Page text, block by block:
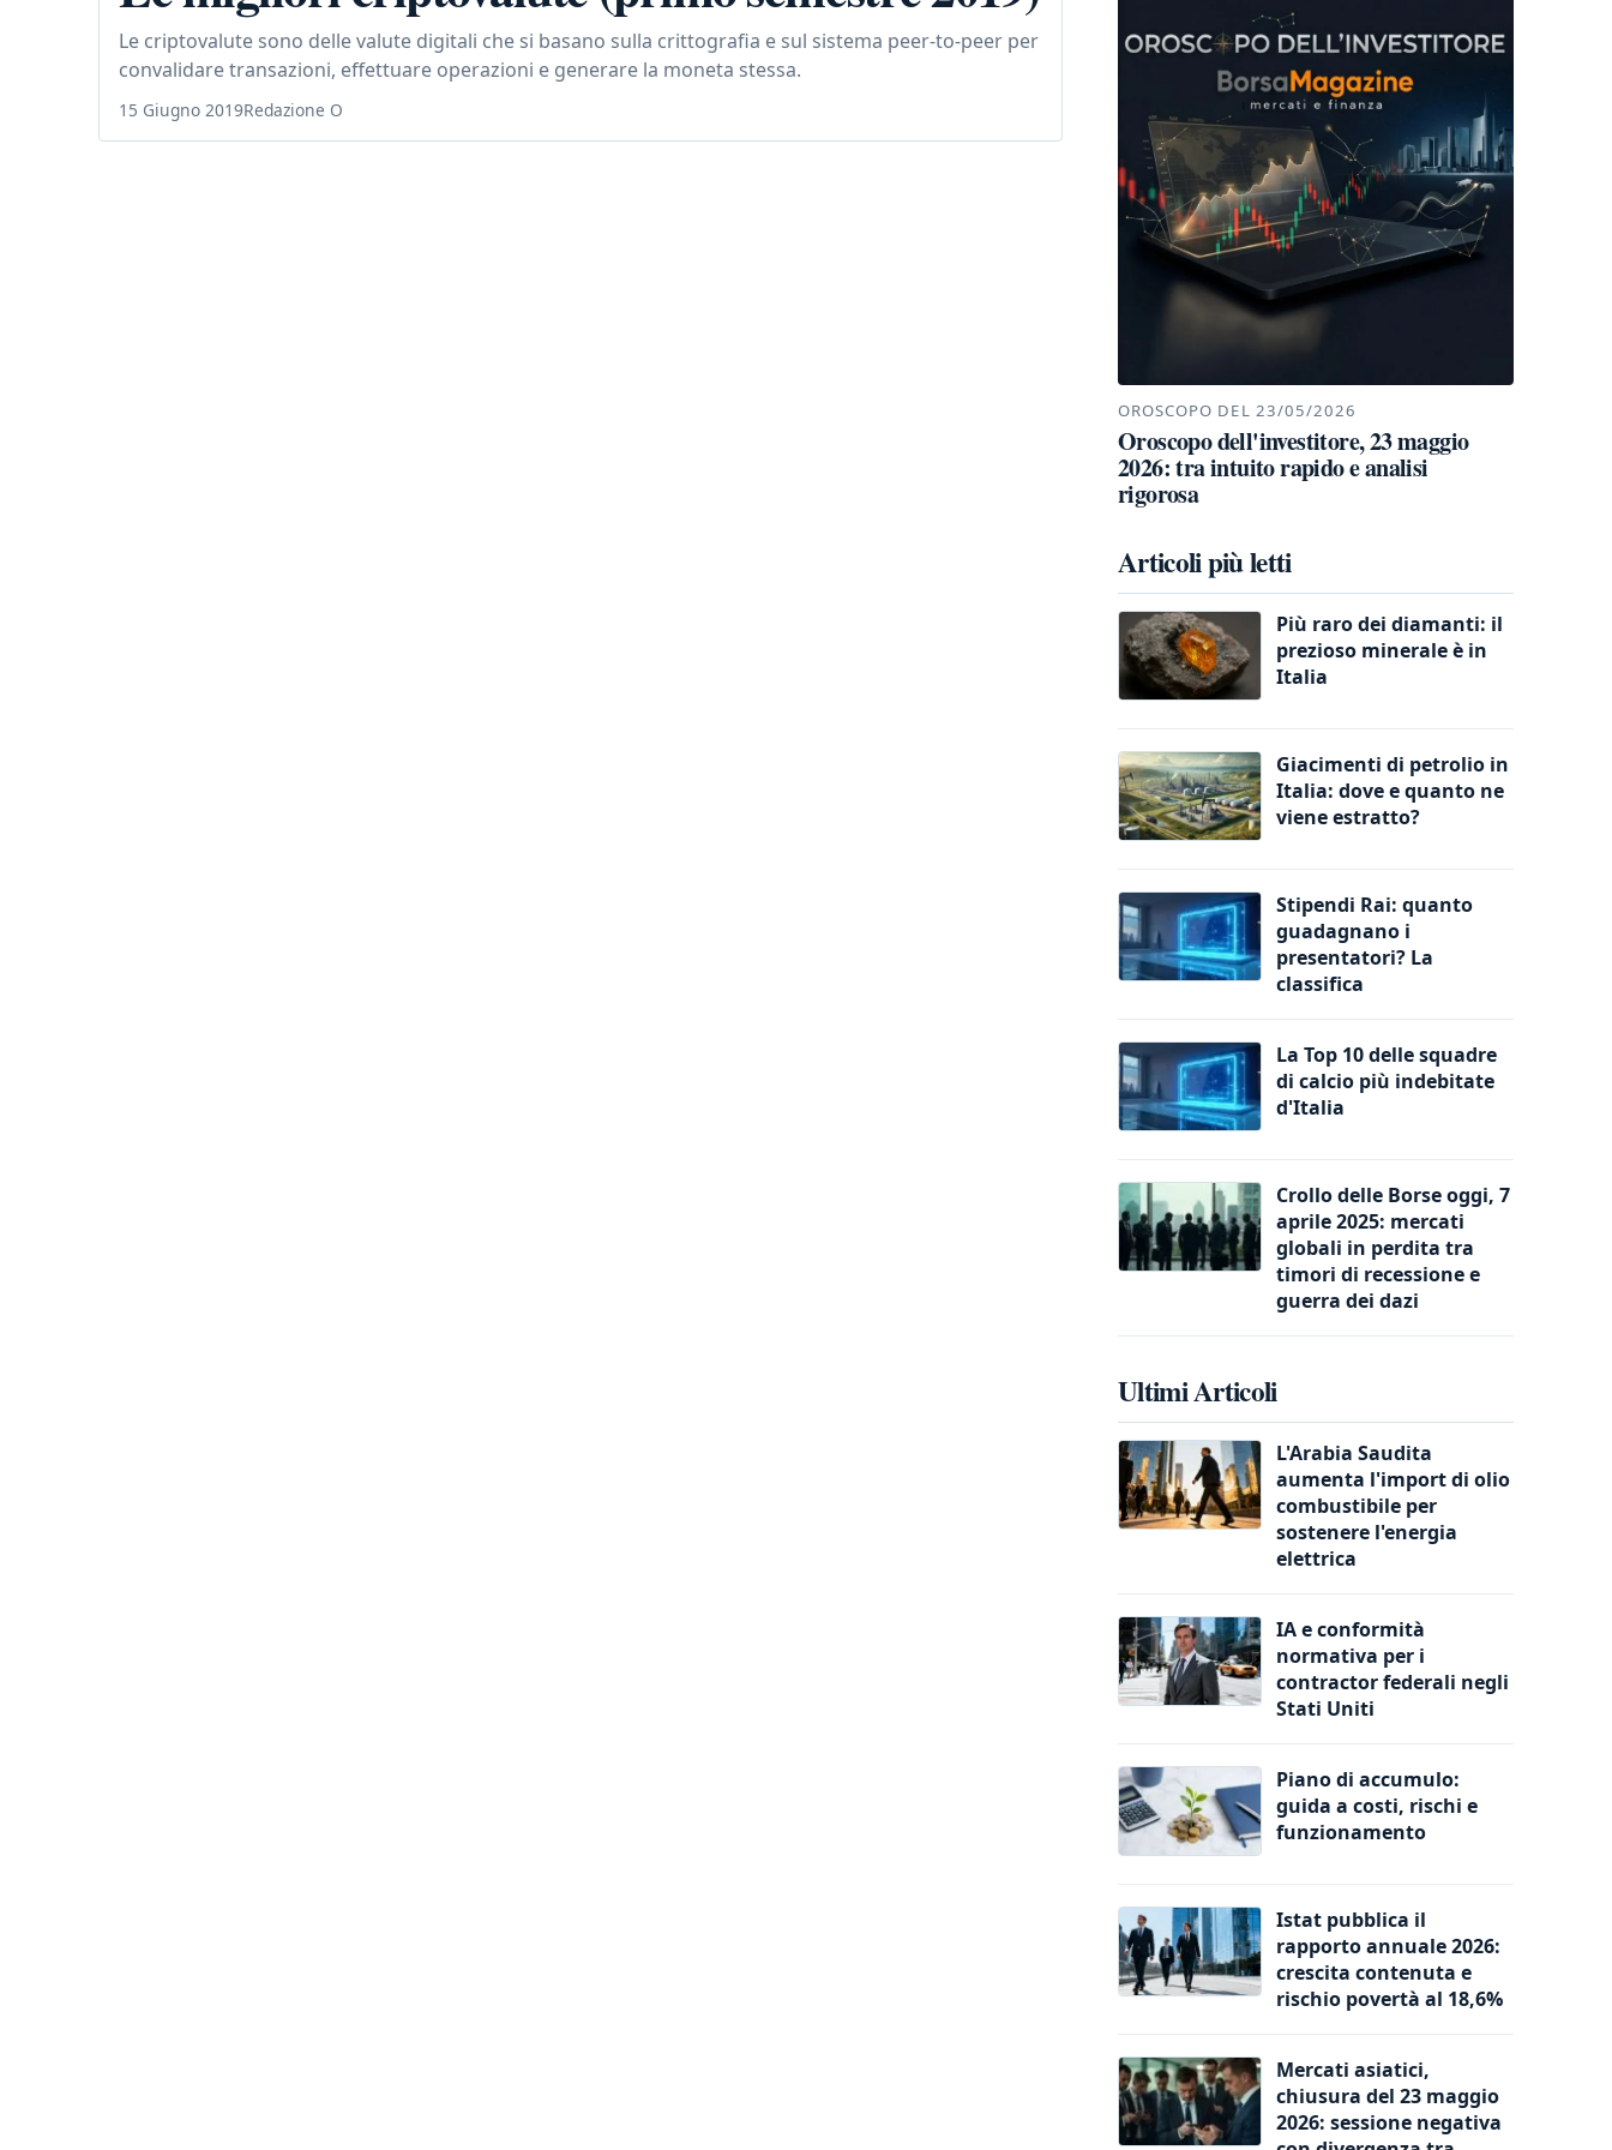
Le criptovalute sono delle valute digitali che si basano sulla crittografia e sul sistema peer-to-peer per
convalidare transazioni, effettuare operazioni e generare la moneta stessa.
15 Giugno 2019Redazione O
OROSCOPO DEL 23/05/2026
Oroscopo dell'investitore, 23 maggio
2026: tra intuito rapido e analisi
rigorosa
Articoli più letti
Più raro dei diamanti: il
prezioso minerale è in
Italia
Giacimenti di petrolio in
Italia: dove e quanto ne
viene estratto?
Stipendi Rai: quanto
guadagnano i
presentatori? La
classifica
La Top 10 delle squadre
di calcio più indebitate
d'Italia
Crollo delle Borse oggi, 7
aprile 2025: mercati
globali in perdita tra
timori di recessione e
guerra dei dazi
Ultimi Articoli
L'Arabia Saudita
aumenta l'import di olio
combustibile per
sostenere l'energia
elettrica
IA e conformità
normativa per i
contractor federali negli
Stati Uniti
Piano di accumulo:
guida a costi, rischi e
funzionamento
Istat pubblica il
rapporto annuale 2026:
crescita contenuta e
rischio povertà al 18,6%
Mercati asiatici,
chiusura del 23 maggio
2026: sessione negativa